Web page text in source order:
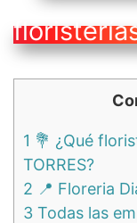
1 💐 ¿Qué
TORRES?
2 📍 Floreria
3 Todas las